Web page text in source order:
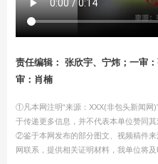
责任编辑： 张欣宇、宁炜；一审
审：肖楠
①凡本网注明“来源：XXX(非包头新闻网
于传递更多信息，并不代表本单位赞同其
②鉴于本网发布的部分图文、视频稿件
网联系，提供相关证明材料，我单位将及